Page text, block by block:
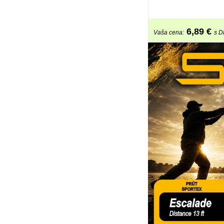
Vaša cena: 6,89 € s